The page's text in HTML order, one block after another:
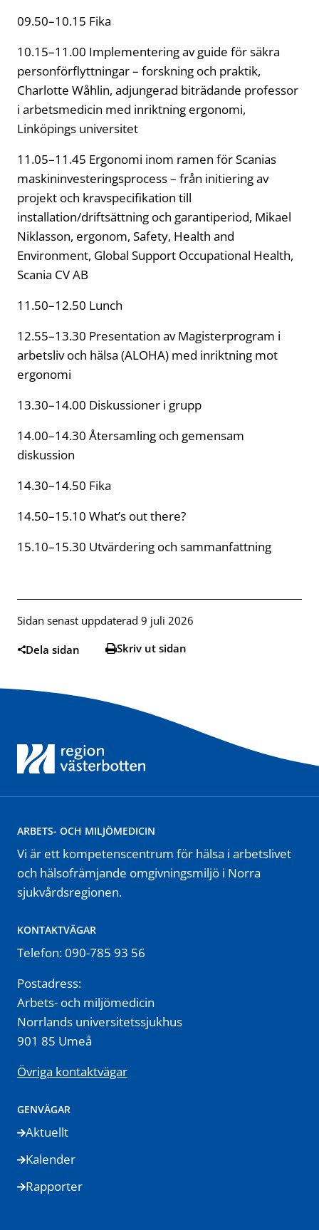
09.50–10.15 Fika
10.15–11.00 Implementering av guide för säkra
personförflyttningar – forskning och praktik,
Charlotte Wåhlin, adjungerad biträdande professor
i arbetsmedicin med inriktning ergonomi,
Linköpings universitet
11.05–11.45 Ergonomi inom ramen för Scanias
maskininvesteringsprocess – från initiering av
projekt och kravspecifikation till
installation/driftsättning och garantiperiod, Mikael
Niklasson, ergonom, Safety, Health and
Environment, Global Support Occupational Health,
Scania CV AB
11.50–12.50 Lunch
12.55–13.30 Presentation av Magisterprogram i
arbetsliv och hälsa (ALOHA) med inriktning mot
ergonomi
13.30–14.00 Diskussioner i grupp
14.00–14.30 Återsamling och gemensam
diskussion
14.30–14.50 Fika
14.50–15.10 What’s out there?
15.10–15.30 Utvärdering och sammanfattning
Sidan senast uppdaterad 9 juli 2026
Dela sidan Skriv ut sidan
ARBETS- OCH MILJÖMEDICIN
Vi är ett kompetenscentrum för hälsa i arbetslivet
och hälsofrämjande omgivningsmiljö i Norra
sjukvårdsregionen.
KONTAKTVÄGAR
Telefon: 090-785 93 56
Postadress:
Arbets- och miljömedicin
Norrlands universitetssjukhus
901 85 Umeå
Övriga kontaktvägar
GENVÄGAR
Aktuellt
Kalender
Rapporter